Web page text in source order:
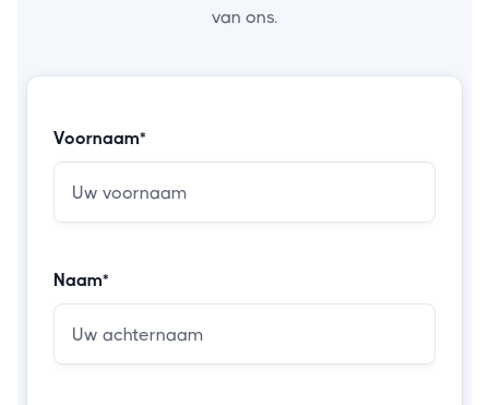
van ons.
Voornaam*
Naam*